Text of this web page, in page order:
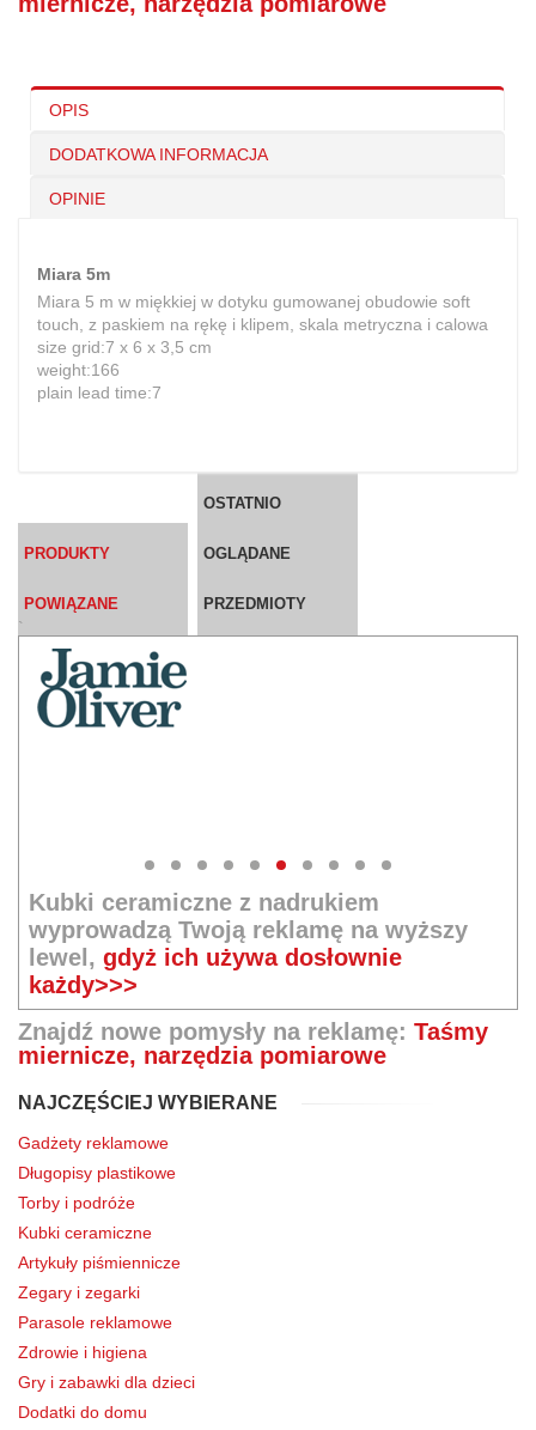
OPIS
DODATKOWA INFORMACJA
OPINIE
Miara 5m
Miara 5 m w miękkiej w dotyku gumowanej obudowie soft
touch, z paskiem na rękę i klipem, skala metryczna i calowa
size grid:7 x 6 x 3,5 cm
weight:166
plain lead time:7
PRODUKTY
POWIĄZANE
OSTATNIO
OGLĄDANE
PRZEDMIOTY
`
Kubki ceramiczne z nadrukiem
wyprowadzą Twoją reklamę na wyższy
lewel,gdyż ich używa dosłownie
każdy>>>
Znajdź nowe pomysły na reklamę: Taśmy
miernicze, narzędzia pomiarowe
NAJCZĘŚCIEJ WYBIERANE
Gadżety reklamowe
Długopisy plastikowe
Torby i podróże
Kubki ceramiczne
Artykuły piśmiennicze
Zegary i zegarki
Parasole reklamowe
Zdrowie i higiena
Gry i zabawki dla dzieci
Dodatki do domu